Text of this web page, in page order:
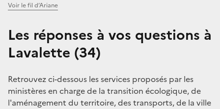
Voir le fil d’Ariane
Les réponses à vos questions à
Lavalette (34)
Retrouvez ci-dessous les services proposés par les
ministères en charge de la transition écologique, de
l'aménagement du territoire, des transports, de la ville